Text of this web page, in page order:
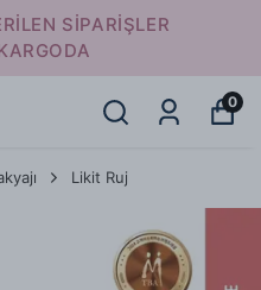
SİPARİŞLER
0
Likit Ruj